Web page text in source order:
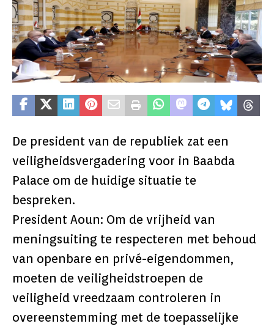
De president van de republiek zat een
veiligheidsvergadering voor in Baabda
Palace om de huidige situatie te
bespreken.
President Aoun: Om de vrijheid van
meningsuiting te respecteren met behoud
van openbare en privé-eigendommen,
moeten de veiligheidstroepen de
veiligheid vreedzaam controleren in
overeenstemming met de toepasselijke